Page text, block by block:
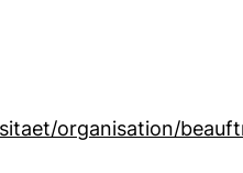
organisation/